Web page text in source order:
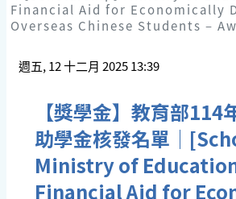
Financial Aid for Economically
Overseas Chinese Students –
週五, 12 十二月 2025 13:39
【獎學金】教育部114
助學金核發名單
Ministry of
Financial Aid for